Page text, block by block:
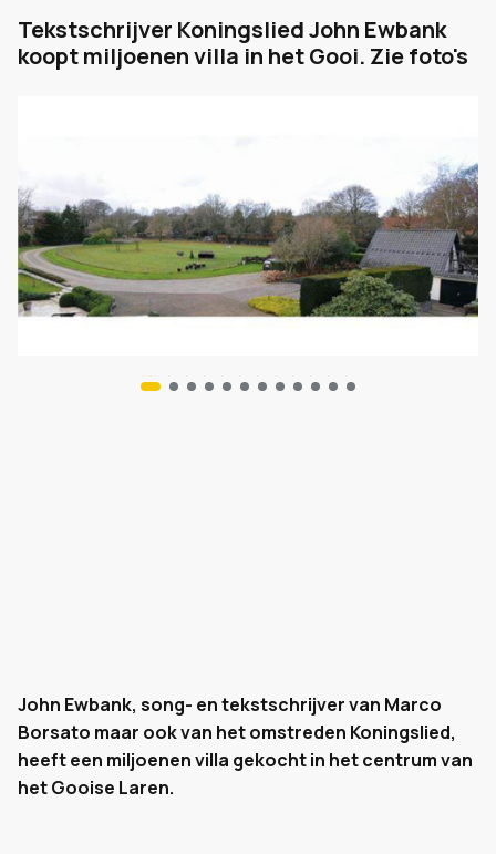
Tekstschrijver Koningslied John Ewbank
koopt miljoenen villa in het Gooi. Zie foto's
John Ewbank, song- en tekstschrijver van Marco
Borsato maar ook van het omstreden Koningslied,
heeft een miljoenen villa gekocht in het centrum van
het Gooise Laren.